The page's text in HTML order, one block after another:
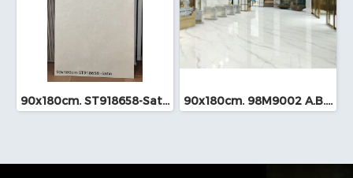
90x180cm. ST918658-Satin 90x180cm. 98M9002 A.B.C